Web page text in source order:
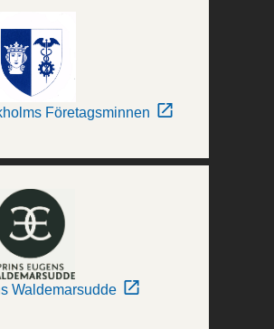
Företagsminnen
Waldemarsudde